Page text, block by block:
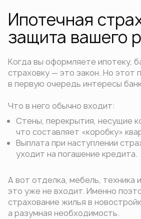
Ипотечная
защита вашего
Когда вы оформляете ипотеку,
страховку — это закон. Но этот
в первую очередь интересы
Что в него обычно входит:
Стены, перекрытия, несущие
что составляет «коробку»
Выплата при наступлении
уходит на погашение кредита.
А вот отделка, мебель, техника
это уже не входит. Именно
страхование жилья в
а разумная необходимость.